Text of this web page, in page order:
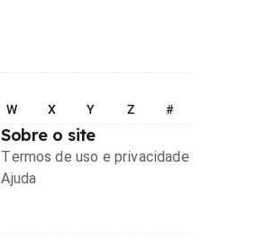
W X Y Z #
Sobre o site
Termos de uso e privacidade
Ajuda